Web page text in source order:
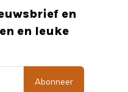
en
en leuke
Abonneer